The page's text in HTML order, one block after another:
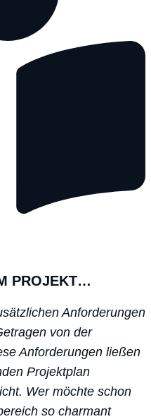
PROJEKT…
Anforderungen
von der
Anforderungen ließen
Projektplan
Wer möchte schon
so charmant